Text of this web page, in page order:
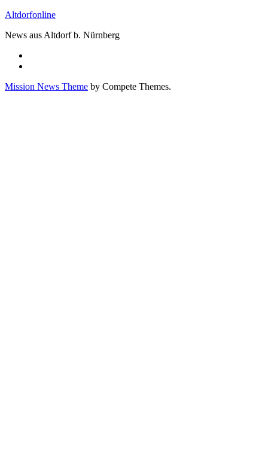
Altdorfonline
News aus Altdorf b. Nürnberg
Mission News Theme by Compete Themes.